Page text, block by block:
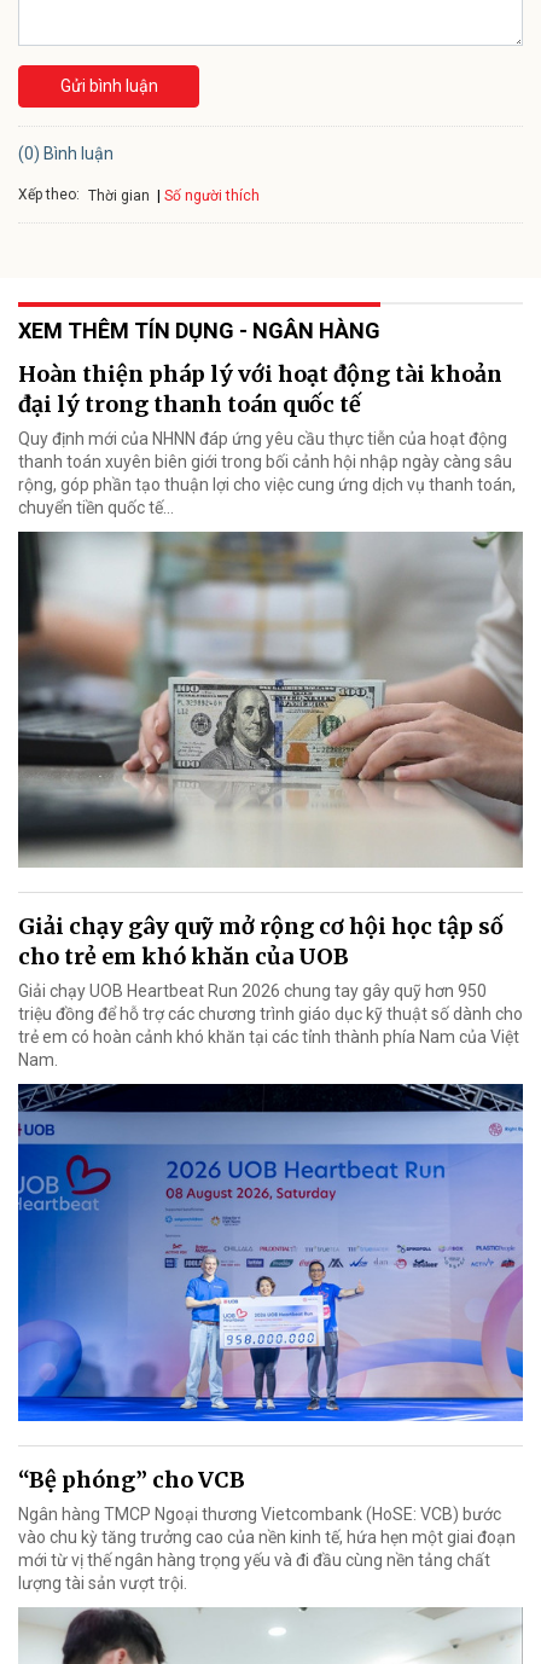
Gửi bình luận
(0) Bình luận
Xếp theo: Thời gian Số người thích
XEM THÊM TÍN DỤNG - NGÂN HÀNG
Hoàn thiện pháp lý với hoạt động tài khoản
đại lý trong thanh toán quốc tế
Quy định mới của NHNN đáp ứng yêu cầu thực tiễn của hoạt động
thanh toán xuyên biên giới trong bối cảnh hội nhập ngày càng sâu
rộng, góp phần tạo thuận lợi cho việc cung ứng dịch vụ thanh toán,
chuyển tiền quốc tế...
Giải chạy gây quỹ mở rộng cơ hội học tập số
cho trẻ em khó khăn của UOB
Giải chạy UOB Heartbeat Run 2026 chung tay gây quỹ hơn 950
triệu đồng để hỗ trợ các chương trình giáo dục kỹ thuật số dành cho
trẻ em có hoàn cảnh khó khăn tại các tỉnh thành phía Nam của Việt
Nam.
“Bệ phóng” cho VCB
Ngân hàng TMCP Ngoại thương Vietcombank (HoSE: VCB) bước
vào chu kỳ tăng trưởng cao của nền kinh tế, hứa hẹn một giai đoạn
mới từ vị thế ngân hàng trọng yếu và đi đầu cùng nền tảng chất
lượng tài sản vượt trội.